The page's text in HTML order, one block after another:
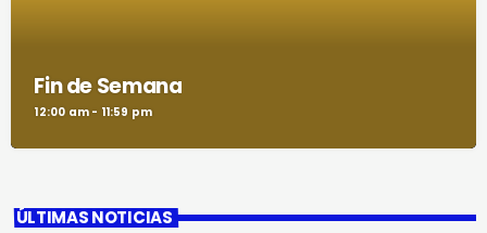
Fin de Semana
12:00 am - 11:59 pm
ÚLTIMAS NOTICIAS